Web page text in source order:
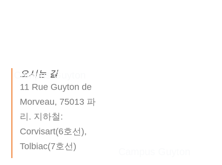
Campus Guyton
오시는 길
11 Rue Guyton de
Morveau, 75013 파
리. 지하철:
Corvisart(6호선),
Tolbiac(7호선)